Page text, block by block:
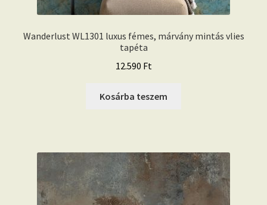
Wanderlust WL1301 luxus fémes, márvány mintás vlies
tapéta
12.590 Ft
Kosárba teszem